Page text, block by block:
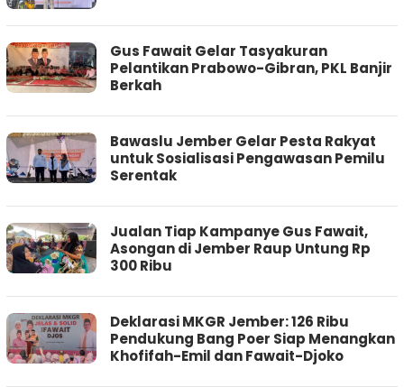
Gus Fawait Gelar Tasyakuran
Pelantikan Prabowo-Gibran, PKL Banjir
Berkah
Bawaslu Jember Gelar Pesta Rakyat
untuk Sosialisasi Pengawasan Pemilu
Serentak
Jualan Tiap Kampanye Gus Fawait,
Asongan di Jember Raup Untung Rp
300 Ribu
Deklarasi MKGR Jember: 126 Ribu
Pendukung Bang Poer Siap Menangkan
Khofifah-Emil dan Fawait-Djoko